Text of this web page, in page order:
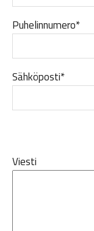
Puhelinnumero*
Sähköposti*
Viesti